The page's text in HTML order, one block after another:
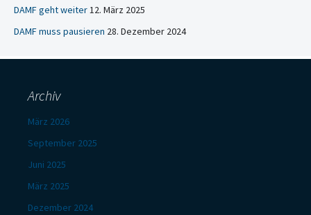
DAMF geht weiter12. März 2025
DAMF muss pausieren 28. Dezember 2024
Archiv
März 2026
September 2025
Juni 2025
März 2025
Dezember 2024